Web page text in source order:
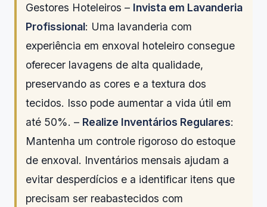
Gestores Hoteleiros – Invista em Lavanderia
Profissional: Uma lavanderia com
experiência em enxoval hoteleiro consegue
oferecer lavagens de alta qualidade,
preservando as cores e a textura dos
tecidos. Isso pode aumentar a vida útil em
até 50%. – Realize Inventários Regulares:
Mantenha um controle rigoroso do estoque
de enxoval. Inventários mensais ajudam a
evitar desperdícios e a identificar itens que
precisam ser reabastecidos com